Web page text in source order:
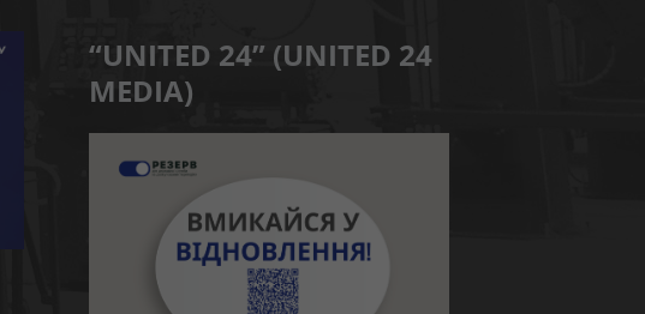
“UNITED 24” (UNITED 24
MEDIA)